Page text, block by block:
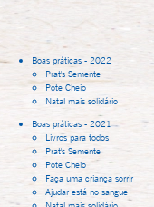
Boas práticas - 2022
Prat's Semente
Pote Cheio
Natal mais solidário
Boas práticas - 2021
Livros para todos
Prat's Semente
Pote Cheio
Faça uma criança sorrir
Ajudar está no sangue